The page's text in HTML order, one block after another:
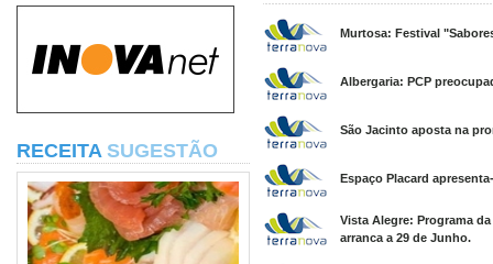
RECEITA SUGESTÃO
Murtosa: Festival
Albergaria: PCP
São Jacinto aposta na
Espaço Placard
Vista Alegre: Programa
arranca a 29 de Junho.